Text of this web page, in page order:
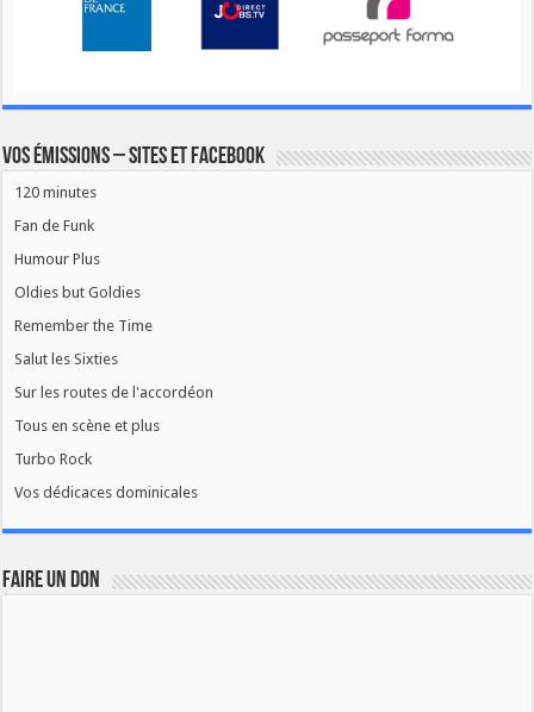
Vos émissions – Sites et Facebook
120 minutes
Fan de Funk
Humour Plus
Oldies but Goldies
Remember the Time
Salut les Sixties
Sur les routes de l'accordéon
Tous en scène et plus
Turbo Rock
Vos dédicaces dominicales
FAIRE UN DON